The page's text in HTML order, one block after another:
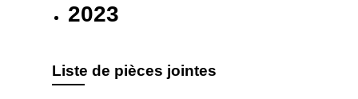
2023
Liste de pièces jointes